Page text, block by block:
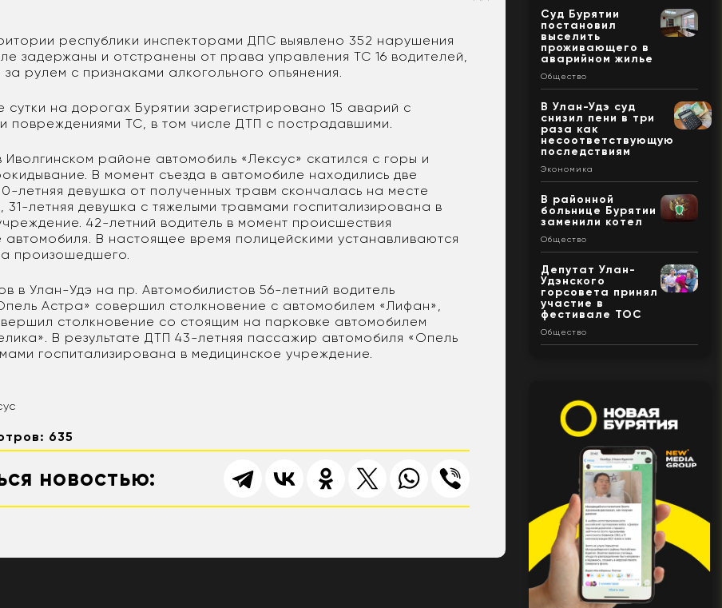
республики инспекторами ДПС выявлено 352 нарушения
задержаны и отстранены от права управления ТС 16 водителей,
рулем с признаками алкогольного опьянения.
на дорогах Бурятии зарегистрировано 15 аварий с
повреждениями ТС, в том числе ДТП с пострадавшими.
районе автомобиль «Лексус» скатился с горы и
В момент съезда в автомобиле находились две
летняя девушка от полученных травм скончалась на месте
31-летняя девушка с тяжелыми травмами госпитализирована в
42-летний водитель в момент происшествия
автомобиля. В настоящее время полицейскими устанавливаются
произошедшего.
в Улан-Удэ на пр. Автомобилистов 56-летний водитель
Астра» совершил столкновение с автомобилем «Лифан»,
столкновение со стоящим на парковке автомобилем
В результате ДТП 43-летняя пассажир автомобиля «Опель
госпитализирована в медицинское учреждение.
635
новостью:
Суд Бурятии
постановил
выселить
проживающего в
аварийном жилье
Общество
В Улан-Удэ суд
снизил пени в три
раза как
несоответствующую
последствиям
Экономика
В районной
больнице Бурятии
заменили котел
Общество
Депутат Улан-
Удэнского
горсовета принял
участие в
фестивале ТОС
Общество